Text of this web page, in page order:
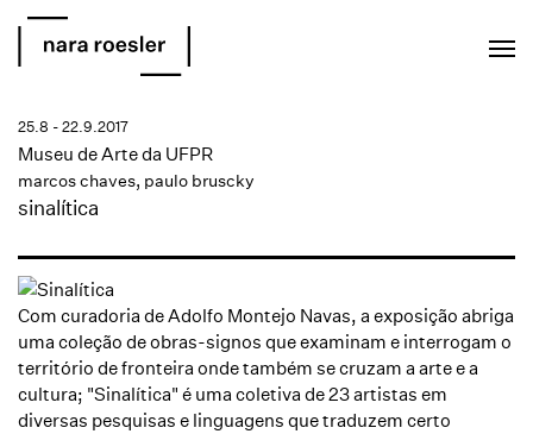
sinalítica
marcos chaves, paulo bruscky
Museu de Arte da UFPR
25.8 - 22.9.2017
Com curadoria de Adolfo Montejo Navas, a exposição abriga
uma coleção de obras-signos que examinam e interrogam o
território de fronteira onde também se cruzam a arte e a
cultura; "Sinalítica" é uma coletiva de 23 artistas em
diversas pesquisas e linguagens que traduzem certo